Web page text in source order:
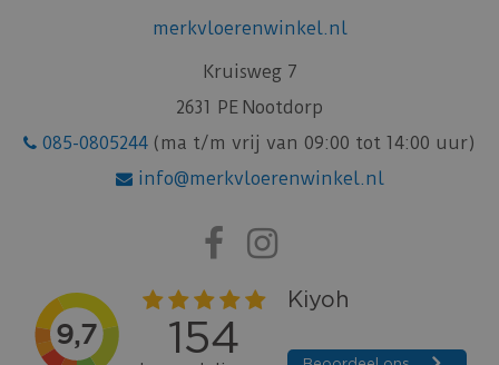
merkvloerenwinkel.nl
Kruisweg 7
2631 PE Nootdorp
085-0805244 (ma t/m vrij van 09:00 tot 14:00 uur)
info@merkvloerenwinkel.nl